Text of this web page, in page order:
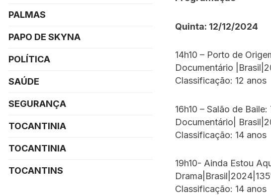
Quinta: 12/12/2024
14h10 – Porto de
Documentário
Classificação: 12 anos
16h10 – Salão de
Documentário|
Classificação: 14 anos
19h10- Ainda Estou
Classificação: 14 anos
PALMAS
PAPO DE SKYNA
POLÍTICA
SAÚDE
SEGURANÇA
TOCANTINIA
TOCANTINIA
TOCANTINS